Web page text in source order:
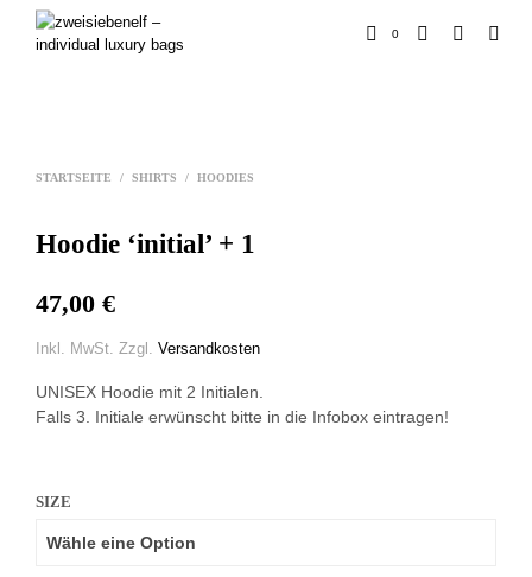
0
STARTSEITE / SHIRTS / HOODIES
Hoodie ‘initial’ + 1
47,00 €
Inkl. MwSt. Zzgl. Versandkosten
UNISEX Hoodie mit 2 Initialen.
Falls 3. Initiale erwünscht bitte in die Infobox eintragen!
SIZE